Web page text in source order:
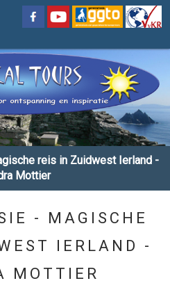
reis in Zuidwest Ierland -
Mottier
- MAGISCHE
IERLAND -
MOTTIER